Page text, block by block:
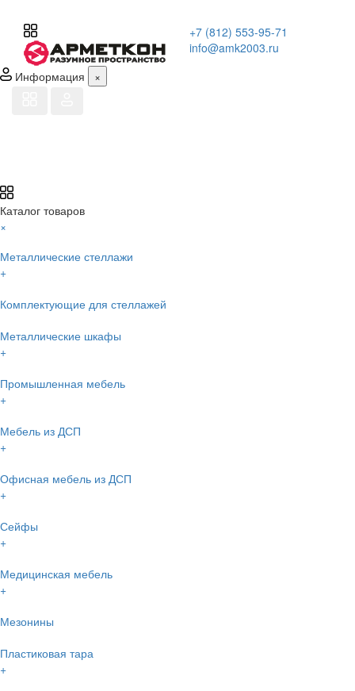
+7 (812) 553-95-71
info@amk2003.ru
Информация
×
Каталог товаров
×
Металлические стеллажи
+
Комплектующие для стеллажей
Металлические шкафы
+
Промышленная мебель
+
Мебель из ДСП
+
Офисная мебель из ДСП
+
Сейфы
+
Медицинская мебель
+
Мезонины
Пластиковая тара
+